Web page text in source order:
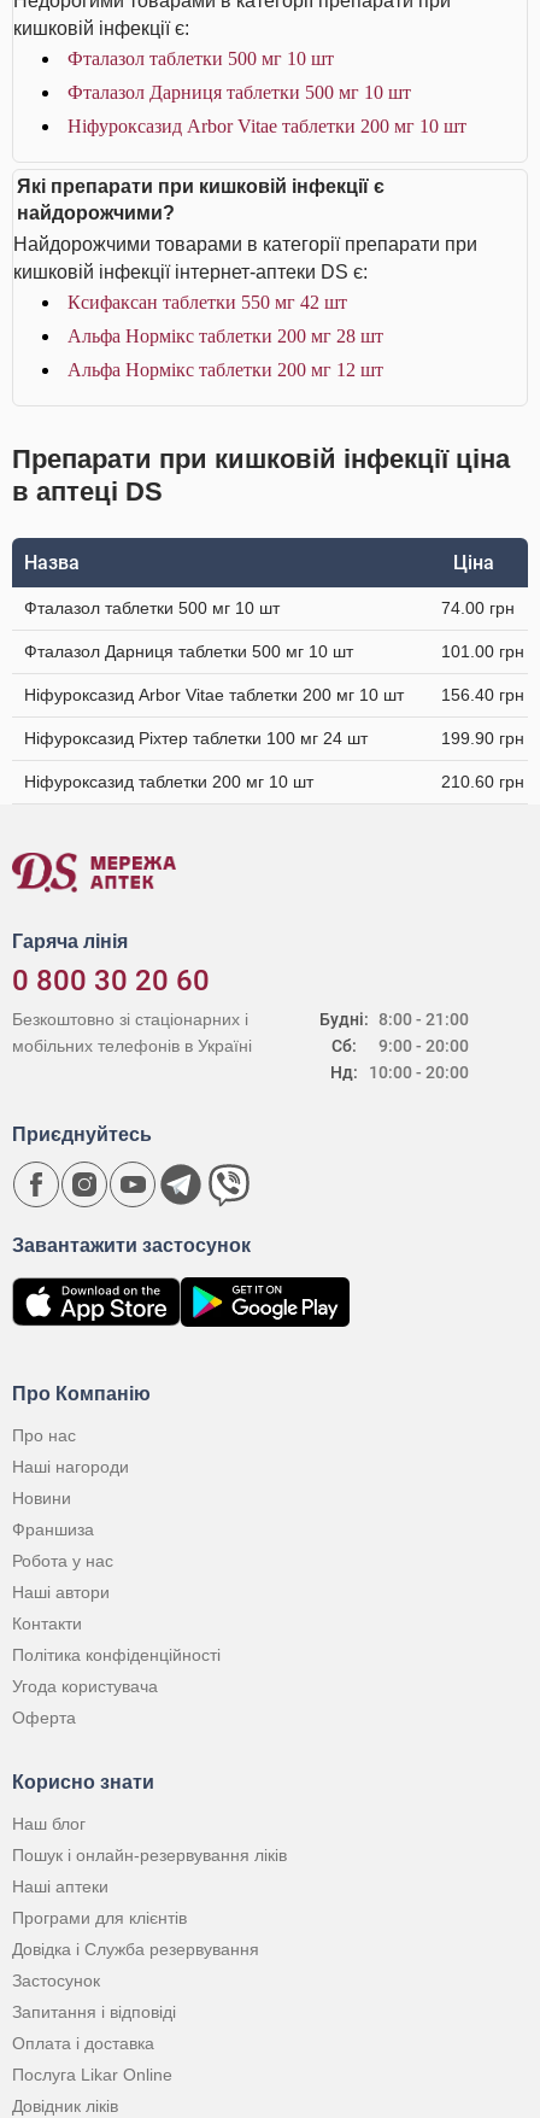
кишковій інфекції є:
Фталазол таблетки 500 мг 10 шт
Фталазол Дарниця таблетки 500 мг 10 шт
Ніфуроксазид Arbor Vitae таблетки 200 мг 10 шт
Які препарати при кишковій інфекції є
найдорожчими?
Найдорожчими товарами в категорії препарати при
кишковій інфекції інтернет-аптеки DS є:
Ксифаксан таблетки 550 мг 42 шт
Альфа Нормікс таблетки 200 мг 28 шт
Альфа Нормікс таблетки 200 мг 12 шт
Препарати при кишковій інфекції ціна
в аптеці DS
Назва Ціна
Фталазол таблетки 500 мг 10 шт 74.00 грн
Фталазол Дарниця таблетки 500 мг 10 шт 101.00 грн
Ніфуроксазид Arbor Vitae таблетки 200 мг 10 шт 156.40 грн
Ніфуроксазид Ріхтер таблетки 100 мг 24 шт 199.90 грн
Ніфуроксазид таблетки 200 мг 10 шт 210.60 грн
Гаряча лінія
0 800 30 20 60
Будні:
Сб:
Нд:
8:00 - 21:00
9:00 - 20:00
10:00 - 20:00
Безкоштовно зі стаціонарних і
мобільних телефонів в Україні
Про Компанію
Про нас
Наші нагороди
Новини
Франшиза
Робота у нас
Наші автори
Контакти
Політика конфіденційності
Угода користувача
Оферта
Корисно знати
Наш блог
Пошук і онлайн-резервування ліків
Наші аптеки
Програми для клієнтів
Довідка і Служба резервування
Застосунок
Запитання і відповіді
Оплата і доставка
Послуга Likar Online
Довідник ліків
Завантажити застосунок
Приєднуйтесь